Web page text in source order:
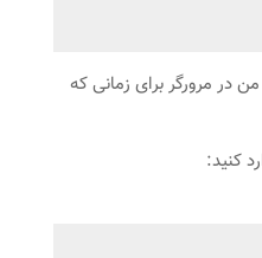
در مرورگر برای زمانی که
کنید: